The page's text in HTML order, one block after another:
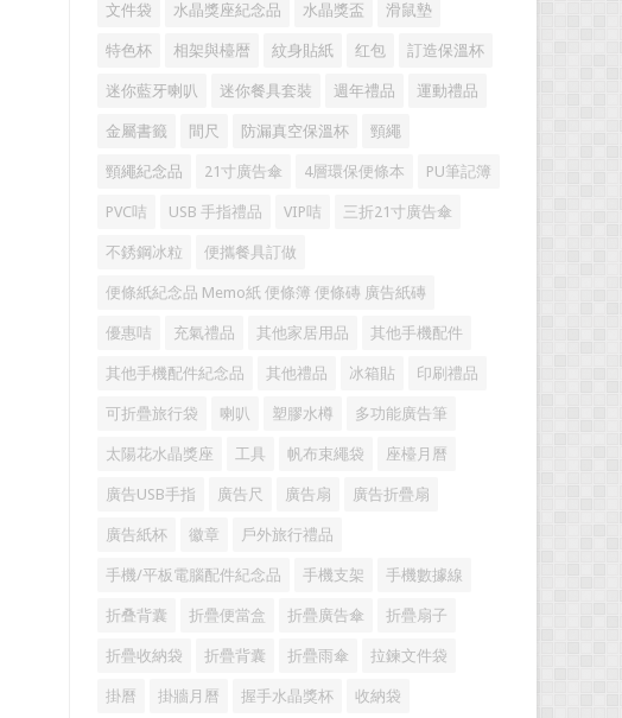
文件袋 水晶獎座紀念品 水晶獎盃 滑鼠墊
特色杯 相架與檯暦 紋身貼紙 红包 訂造保溫杯
迷你藍牙喇叭 迷你餐具套裝 週年禮品 運動禮品
金屬書籤 間尺 防漏真空保溫杯 頸繩
頸繩紀念品 21寸廣告傘 4層環保便條本 PU筆記簿
PVC咭 USB 手指禮品 VIP咭 三折21寸廣告傘
不銹鋼冰粒 便攜餐具訂做
便條紙紀念品 Memo紙 便條簿 便條磚 廣告紙磚
優惠咭 充氣禮品 其他家居用品 其他手機配件
其他手機配件紀念品 其他禮品 冰箱貼 印刷禮品
可折疊旅行袋 喇叭 塑膠水樽 多功能廣告筆
太陽花水晶獎座 工具 帆布束繩袋 座檯月曆
廣告USB手指 廣告尺 廣告扇 廣告折疊扇
廣告紙杯 徽章 戶外旅行禮品
手機/平板電腦配件紀念品 手機支架 手機數據線
折叠背囊 折疊便當盒 折疊廣告傘 折疊扇子
折疊收納袋 折疊背囊 折疊雨傘 拉鍊文件袋
掛曆 掛牆月曆 握手水晶獎杯 收納袋